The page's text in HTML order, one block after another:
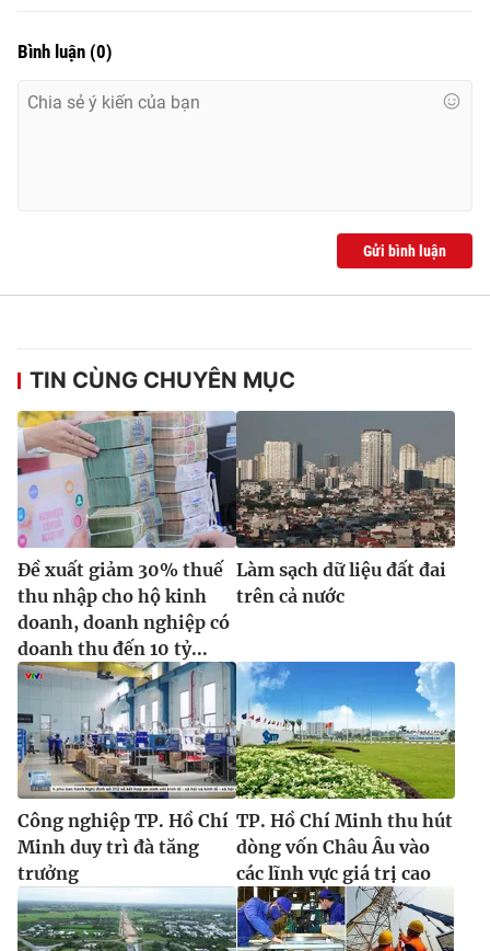
Bình luận (0)
Gửi bình luận
TIN CÙNG CHUYÊN MỤC
Đề xuất giảm 30% thuế
thu nhập cho hộ kinh
doanh, doanh nghiệp có
doanh thu đến 10 tỷ...
Làm sạch dữ liệu đất đai
trên cả nước
Công nghiệp TP. Hồ Chí
Minh duy trì đà tăng
trưởng
TP. Hồ Chí Minh thu hút
dòng vốn Châu Âu vào
các lĩnh vực giá trị cao